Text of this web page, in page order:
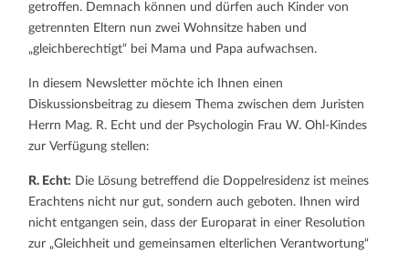
getroffen. Demnach können und dürfen auch Kinder von
getrennten Eltern nun zwei Wohnsitze haben und
„gleichberechtigt“ bei Mama und Papa aufwachsen.
In diesem Newsletter möchte ich Ihnen einen
Diskussionsbeitrag zu diesem Thema zwischen dem Juristen
Herrn Mag. R. Echt und der Psychologin Frau W. Ohl-Kindes
zur Verfügung stellen:
R. Echt: Die Lösung betreffend die Doppelresidenz ist meines
Erachtens nicht nur gut, sondern auch geboten. Ihnen wird
nicht entgangen sein, dass der Europarat in einer Resolution
zur „Gleichheit und gemeinsamen elterlichen Verantwortung“